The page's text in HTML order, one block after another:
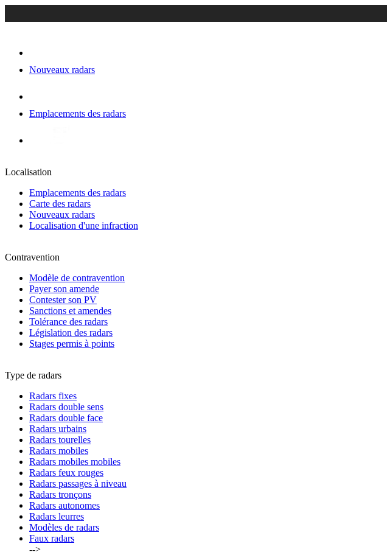
Nouveaux radars
Emplacements des radars
Localisation
Emplacements des radars
Carte des radars
Nouveaux radars
Localisation d'une infraction
Contravention
Modèle de contravention
Payer son amende
Contester son PV
Sanctions et amendes
Tolérance des radars
Législation des radars
Stages permis à points
Type de radars
Radars fixes
Radars double sens
Radars double face
Radars urbains
Radars tourelles
Radars mobiles
Radars mobiles mobiles
Radars feux rouges
Radars passages à niveau
Radars tronçons
Radars autonomes
Radars leurres
Modèles de radars
Faux radars
-->